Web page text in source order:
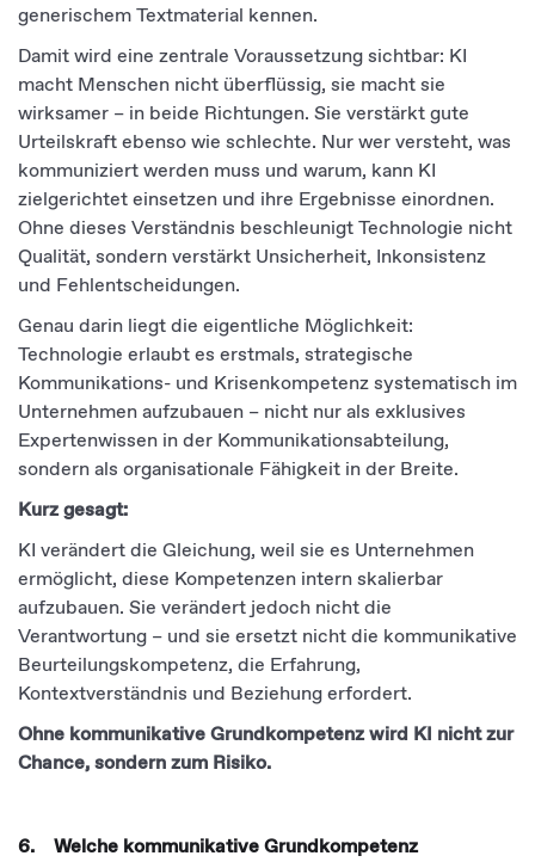
generischem Textmaterial kennen.
Damit wird eine zentrale Voraussetzung sichtbar: KI
macht Menschen nicht überflüssig, sie macht sie
wirksamer – in beide Richtungen. Sie verstärkt gute
Urteilskraft ebenso wie schlechte. Nur wer versteht, was
kommuniziert werden muss und warum, kann KI
zielgerichtet einsetzen und ihre Ergebnisse einordnen.
Ohne dieses Verständnis beschleunigt Technologie nicht
Qualität, sondern verstärkt Unsicherheit, Inkonsistenz
und Fehlentscheidungen.
Genau darin liegt die eigentliche Möglichkeit:
Technologie erlaubt es erstmals, strategische
Kommunikations- und Krisenkompetenz systematisch im
Unternehmen aufzubauen – nicht nur als exklusives
Expertenwissen in der Kommunikationsabteilung,
sondern als organisationale Fähigkeit in der Breite.
Kurz gesagt:
KI verändert die Gleichung, weil sie es Unternehmen
ermöglicht, diese Kompetenzen intern skalierbar
aufzubauen. Sie verändert jedoch nicht die
Verantwortung – und sie ersetzt nicht die kommunikative
Beurteilungskompetenz, die Erfahrung,
Kontextverständnis und Beziehung erfordert.
Ohne kommunikative Grundkompetenz wird KI nicht zur
Chance, sondern zum Risiko.
6. Welche kommunikative Grundkompetenz